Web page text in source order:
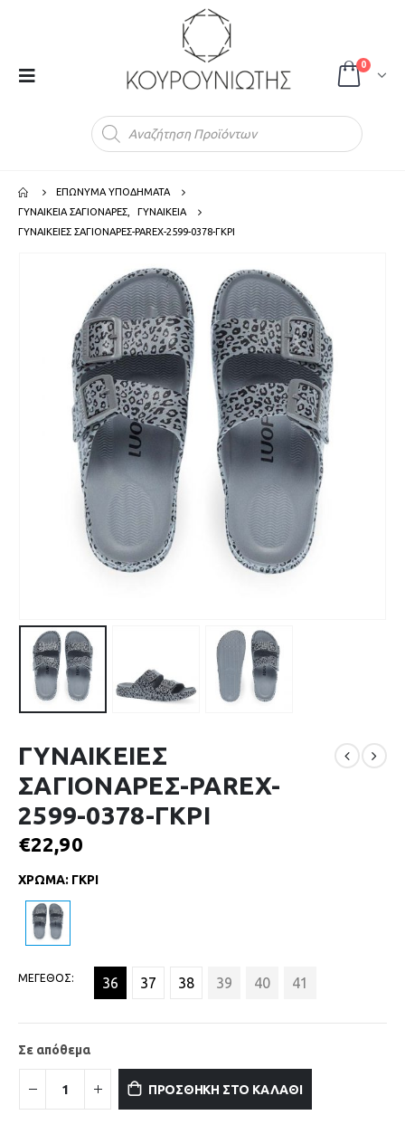
0
ΕΠΩΝΥΜΑ ΥΠΟΔΗΜΑΤΑ
ΓΥΝΑΙΚΕΙΑ ΣΑΓΙΟΝΑΡΕΣ
ΓΥΝΑΙΚΕΙΑ
ΓΥΝΑΙΚΕΙΕΣ ΣΑΓΙΟΝΑΡΕΣ-PAREX-2599-0378-ΓΚΡΙ
ΓΥΝΑΙΚΕΙΕΣ
ΣΑΓΙΟΝΑΡΕΣ-PAREX-
2599-0378-ΓΚΡΙ
€22,90
ΧΡΩΜΑ: ΓΚΡΙ
ΜΕΓΕΘΟΣ 36 37 38 39 40 41
Σε απόθεμα
ΠΡΟΣΘΗΚΗ ΣΤΟ ΚΑΛΑΘΙ